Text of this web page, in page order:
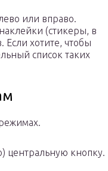
или вправо.
(стикеры, в
Если хотите, чтобы
список таких
центральную кнопку.